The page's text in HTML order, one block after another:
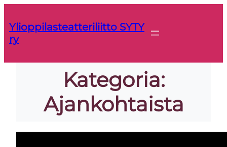
Ylioppilasteatteriliitto SYTY
ry
Kategoria:
Ajankohtaista